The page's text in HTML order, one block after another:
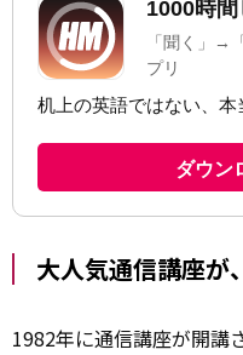
大人気通信講座が
1982年に通信講座が開講